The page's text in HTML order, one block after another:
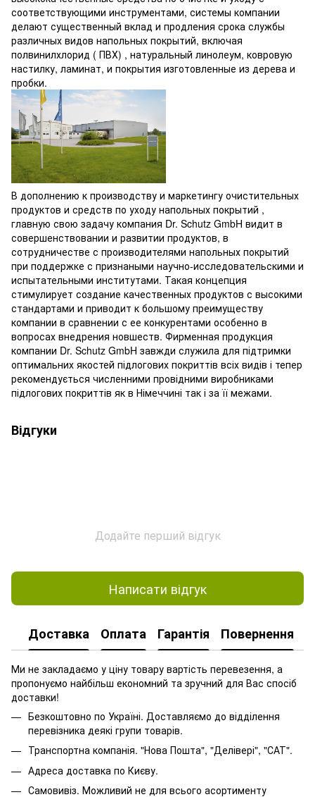
соответствующими инструментами, системы компании
делают существенный вклад и продления срока службы
различных видов напольных покрытий, включая
полвинилхлорид ( ПВХ) , натуральный линолеум, ковровую
настилку, ламинат, и покрытия изготовленные из дерева и
пробки.
В дополнению к производству и маркетингу очистительных
продуктов и средств по уходу напольных покрытий ,
главную свою задачу компания Dr. Schutz GmbH видит в
совершенствовании и развитии продуктов, в
сотрудничестве с производителями напольных покрытий
при поддержке с признаными научно-исследовательскими и
испытательными институтами. Такая концепция
стимулирует создание качественных продуктов с высокими
стандартами и приводит к большому преимуществу
компании в сравнении с ее конкурентами особенно в
вопросах внедрения новшеств. Фирменная продукция
компании Dr. Schutz GmbH завжди служила для підтримки
оптимальних якостей підлогових покриттів всіх видів і тепер
рекомендується численними провідними виробниками
підлогових покриттів як в Німеччині так і за її межами.
Відгуки
Додайте перший відгук
Написати відгук
Доставка Оплата Гарантія Повернення
Ми не закладаємо у ціну товару вартість перевезення, а
пропонуємо найбільш економний та зручний для Вас спосіб
доставки!
Безкоштовно по Україні. Доставляємо до відділення
перевізника деякі групи товарів.
Транспортна компанія. "Нова Пошта", "Делівері", "САТ".
Адреса доставка по Києву.
Самовивіз. Можливий не для всього асортименту